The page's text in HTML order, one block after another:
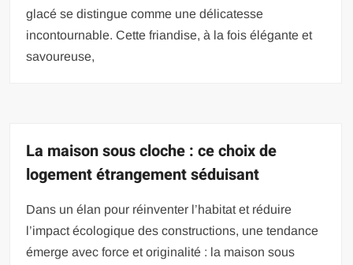
glacé se distingue comme une délicatesse
incontournable. Cette friandise, à la fois élégante et
savoureuse,
La maison sous cloche : ce choix de
logement étrangement séduisant
Dans un élan pour réinventer l’habitat et réduire
l’impact écologique des constructions, une tendance
émerge avec force et originalité : la maison sous